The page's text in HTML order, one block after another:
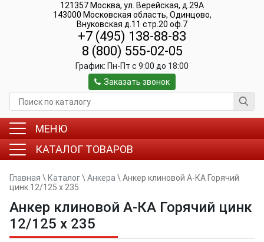
121357 Москва, ул. Верейская, д.29А
143000 Московская область, Одинцово,
Внуковская д.11 стр.20 оф.7
+7 (495) 138-88-83
8 (800) 555-02-05
График: Пн-Пт c 9:00 до 18:00
Заказать звонок
МЕНЮ
КАТАЛОГ ТОВАРОВ
Главная \ Каталог\ Анкера \ Анкер клиновой А-КА Горячий
цинк 12/125 x 235
Анкер клиновой А-КА Горячий цинк
12/125 x 235